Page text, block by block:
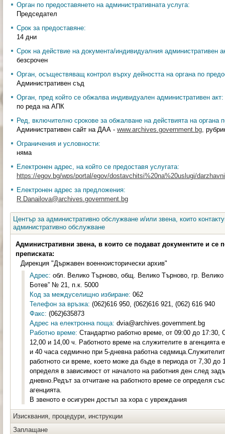
Орган по предоставянето на административната услуга:
Председател
Срок за предоставяне:
14 дни
Срок на действие на документа/индивидуалния административен
безсрочен
Орган, осъществяващ контрол върху дейността на органа по
Административен съд
Орган, пред който се обжалва индивидуален административен акт:
по реда на АПК
Ред, включително срокове за обжалване на действията на органа
Административен сайт на ДАА - www.archives.government.bg,
Ограничения и условности:
няма
Електронен адрес, на който се предоставя услугата:
https://egov.bg/wps/portal/egov/dostavchitsi%20na%20uslugi/
Електронен адрес за предложения:
R.Danailova@archives.government.bg
Център за административно обслужване и/или звена, които
административно обслужване
Административни звена, в които се подават документите и се
преписката:
Дирекция "Държавен военноисторически архив"
Адрес: обл. Велико Търново, общ. Велико Търново, гр.
Ботев” № 21, п.к. 5000
Код за междуселищно избиране: 062
Телефон за връзка: (062)616 950, (062)616 921, (062) 616 940
Факс: (062)635873
Адрес на електронна поща: dvia@archives.government.bg
Работно време: Стандартно работно време, от 09:00 до
12,00 и 14,00 ч. Работното време на служителите в агенцията
и 40 часа седмично при 5-дневна работна
работното си време, което може да бъде в периода от 7,30 до
определя в зависимост от началото на работния ден след
дневно.Редът за отчитане на работното време се определя
агенцията.
В звеното е осигурен достъп за хора с увреждания
Изисквания, процедури, инструкции
Заплащане